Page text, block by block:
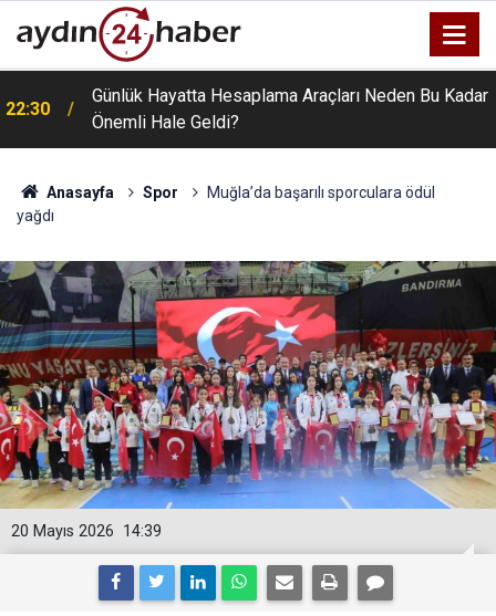
22:30
Günlük Hayatta Hesaplama Araçları Neden Bu Kadar
Önemli Hale Geldi?
Anasayfa Spor
Muğla’da başarılı sporculara ödül
yağdı
14:39
20 Mayıs 2026